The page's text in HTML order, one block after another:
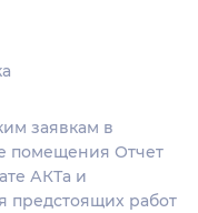
заявкам в
помещения Отчет
АКТа и
предстоящих работ